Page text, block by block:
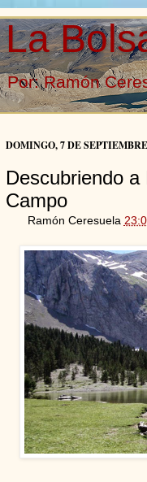
La
Por: Ramón
DOMINGO, 7 DE
Descubriendo
Campo
Ramón Ceresuela